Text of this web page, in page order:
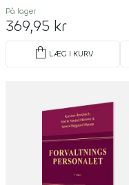
På lager
369,95 kr
shopping_bag LÆG I KURV